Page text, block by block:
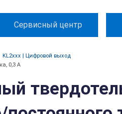
Сервисный центр
KL2xxx | Цифровой выход
0,3 А